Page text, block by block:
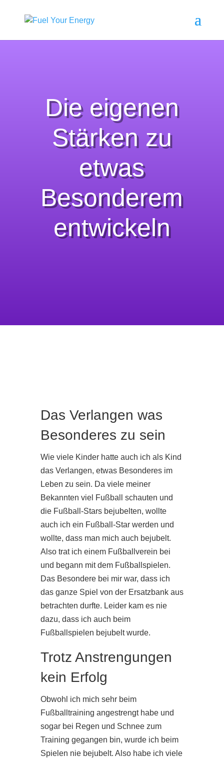
Die eigenen
Stärken zu
etwas
Besonderem
entwickeln
Das Verlangen was
Besonderes zu sein
Wie viele Kinder hatte auch ich als Kind
das Verlangen, etwas Besonderes im
Leben zu sein. Da viele meiner
Bekannten viel Fußball schauten und
die Fußball-Stars bejubelten, wollte
auch ich ein Fußball-Star werden und
wollte, dass man mich auch bejubelt.
Also trat ich einem Fußballverein bei
und begann mit dem Fußballspielen.
Das Besondere bei mir war, dass ich
das ganze Spiel von der Ersatzbank aus
betrachten durfte. Leider kam es nie
dazu, dass ich auch beim
Fußballspielen bejubelt wurde.
Trotz Anstrengungen
kein Erfolg
Obwohl ich mich sehr beim
Fußballtraining angestrengt habe und
sogar bei Regen und Schnee zum
Training gegangen bin, wurde ich beim
Spielen nie bejubelt. Also habe ich viele